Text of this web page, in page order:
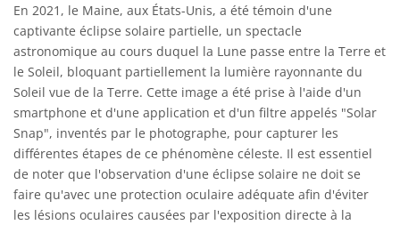
En 2021, le Maine, aux États-Unis, a été témoin d'une
captivante éclipse solaire partielle, un spectacle
astronomique au cours duquel la Lune passe entre la Terre et
le Soleil, bloquant partiellement la lumière rayonnante du
Soleil vue de la Terre. Cette image a été prise à l'aide d'un
smartphone et d'une application et d'un filtre appelés "Solar
Snap", inventés par le photographe, pour capturer les
différentes étapes de ce phénomène céleste. Il est essentiel
de noter que l'observation d'une éclipse solaire ne doit se
faire qu'avec une protection oculaire adéquate afin d'éviter
les lésions oculaires causées par l'exposition directe à la